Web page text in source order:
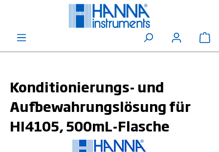
Konditionierungs- und
Aufbewahrungslösung für
HI4105, 500mL-Flasche